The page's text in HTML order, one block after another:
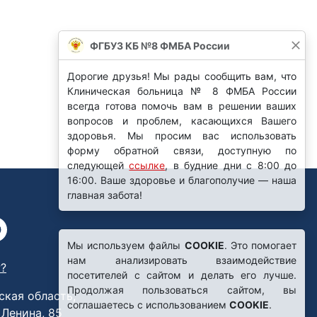
область,
85
ФГБУЗ КБ №8 ФМБА России
Дорогие друзья! Мы рады сообщить вам, что
Клиническая больница № 8 ФМБА России
всегда готова помочь вам в решении ваших
вопросов и проблем, касающихся Вашего
здоровья. Мы просим вас использовать
форму обратной связи, доступную по
следующейссылке, в будние дни с 8:00 до
16:00. Ваше здоровье и благополучие — наша
главная забота!
Мы используем файлы COOKIE. Это помогает
нам анализировать взаимодействие
посетителей с сайтом и делать его лучше.
Продолжая пользоваться сайтом, вы
соглашаетесь с использованием COOKIE.